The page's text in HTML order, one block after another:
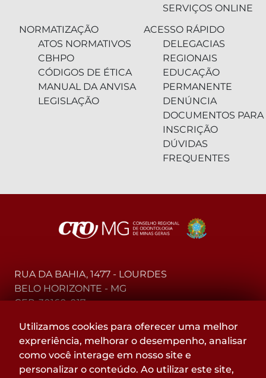
SERVIÇOS ONLINE
NORMATIZAÇÃO
ATOS NORMATIVOS
CBHPO
CÓDIGOS DE ÉTICA
MANUAL DA ANVISA
LEGISLAÇÃO
ACESSO RÁPIDO
DELEGACIAS
REGIONAIS
EDUCAÇÃO
PERMANENTE
DENÚNCIA
DOCUMENTOS PARA
INSCRIÇÃO
DÚVIDAS
FREQUENTES
RUA DA BAHIA, 1477 - LOURDES
BELO HORIZONTE - MG
CEP: 30160-017
(31) 2104-3000 - WhatsApp
0800-015-4000 - Telefone
Utilizamos cookies para oferecer uma melhor
expreriência, melhorar o desempenho, analisar
como você interage em nosso site e
personalizar o conteúdo. Ao utilizar este site,